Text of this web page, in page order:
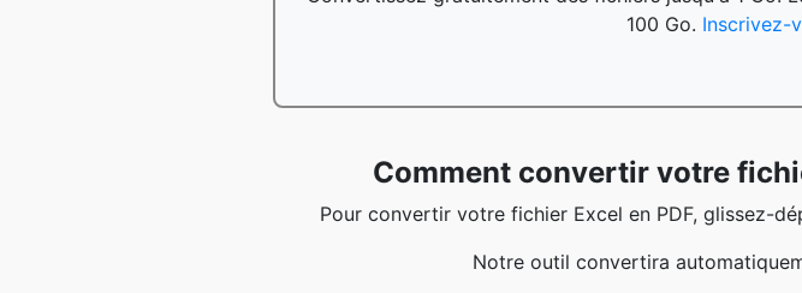
100 Go. Inscrivez-
Comment convertir votre
Pour convertir votre fichier Excel en PDF, glissez-
Notre outil convertira